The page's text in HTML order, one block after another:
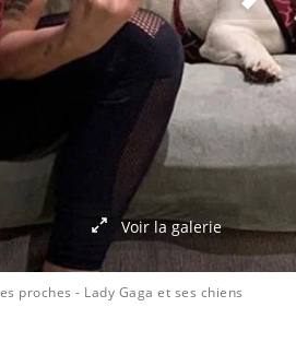
proches - Lady Gaga et ses chiens
Voir la galerie